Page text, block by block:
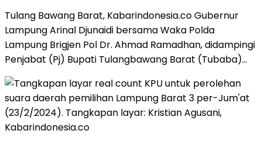
Tulang Bawang Barat, Kabarindonesia.co Gubernur
Lampung Arinal Djunaidi bersama Waka Polda
Lampung Brigjen Pol Dr. Ahmad Ramadhan, didampingi
Penjabat (Pj) Bupati Tulangbawang Barat (Tubaba)…